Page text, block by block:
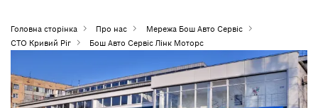
Головна сторiнка Про нас
Мережа Бош Авто Сервіс
СТО Кривий Ріг
Бош Авто Сервіс Лінк Моторс